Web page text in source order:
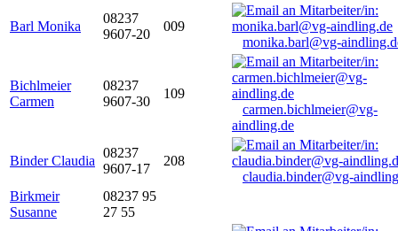
Barl Monika
08237
9607-20
009
monika.barl@vg-
Bichlmeier
Carmen
08237
9607-30
109
carmen.bichlmeier@vg-
aindling.de
Binder Claudia
08237
9607-17
208
claudia.binder@vg-
Birkmeir
Susanne
08237 95
27 55